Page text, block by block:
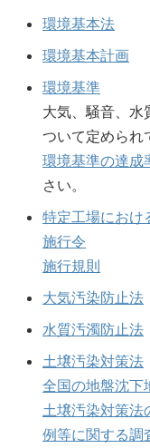
環境基本法
環境基本計画
環境基準
大気、騒音、水
ついて定められ
環境基準の達成
さい。
特定工場におけ
施行令
施行規則
大気汚染防止法
水質汚濁防止法
土壌汚染対策法
全国の地盤沈下
土壌汚染対策法
例等に関する調